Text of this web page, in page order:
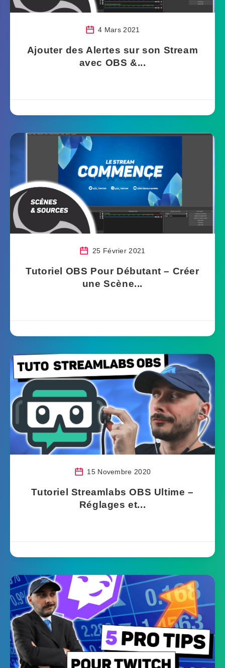
4 Mars 2021
Ajouter des Alertes sur son Stream
avec OBS &...
25 Février 2021
Tutoriel OBS Pour Débutant – Créer
une Scène...
15 Novembre 2020
Tutoriel Streamlabs OBS Ultime –
Réglages et...